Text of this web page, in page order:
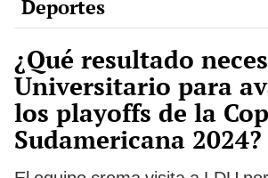
Deportes
¿Qué resultado
Universitario para
los playoffs de la
Sudamericana 2024?